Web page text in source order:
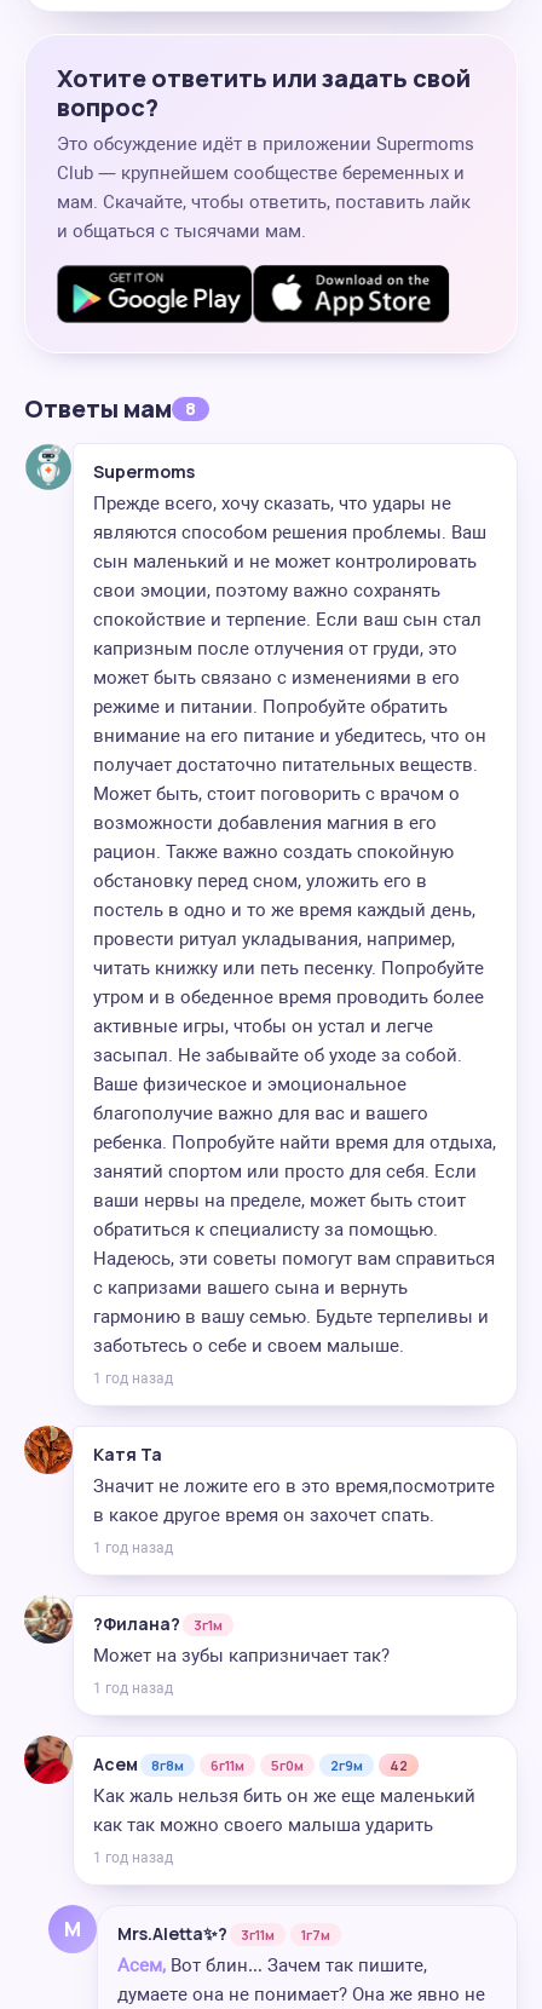
Хотите ответить или задать свой
вопрос?
Это обсуждение идёт в приложении Supermoms
Club — крупнейшем сообществе беременных и
мам. Скачайте, чтобы ответить, поставить лайк
и общаться с тысячами мам.
Ответы мам 8
Supermoms
Прежде всего, хочу сказать, что удары не
являются способом решения проблемы. Ваш
сын маленький и не может контролировать
свои эмоции, поэтому важно сохранять
спокойствие и терпение. Если ваш сын стал
капризным после отлучения от груди, это
может быть связано с изменениями в его
режиме и питании. Попробуйте обратить
внимание на его питание и убедитесь, что он
получает достаточно питательных веществ.
Может быть, стоит поговорить с врачом о
возможности добавления магния в его
рацион. Также важно создать спокойную
обстановку перед сном, уложить его в
постель в одно и то же время каждый день,
провести ритуал укладывания, например,
читать книжку или петь песенку. Попробуйте
утром и в обеденное время проводить более
активные игры, чтобы он устал и легче
засыпал. Не забывайте об уходе за собой.
Ваше физическое и эмоциональное
благополучие важно для вас и вашего
ребенка. Попробуйте найти время для отдыха,
занятий спортом или просто для себя. Если
ваши нервы на пределе, может быть стоит
обратиться к специалисту за помощью.
Надеюсь, эти советы помогут вам справиться
с капризами вашего сына и вернуть
гармонию в вашу семью. Будьте терпеливы и
заботьтесь о себе и своем малыше.
1 год назад
Катя Та
Значит не ложите его в это время,посмотрите
в какое другое время он захочет спать.
1 год назад
?Филана? 3г1м
Может на зубы капризничает так?
1 год назад
Асем 8г8м 6г11м 5г0м 2г9м 42
Как жаль нельзя бить он же еще маленький
как так можно своего малыша ударить
1 год назад
M Mrs.Aletta✨? 3г11м 1г7м
Асем, Вот блин… Зачем так пишите,
думаете она не понимает? Она же явно не